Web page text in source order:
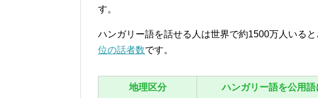
す。
ハンガリー語を話せる人は世界で約1500万人いる
位の話者数です。
地理区分 ハンガリー語を公用語